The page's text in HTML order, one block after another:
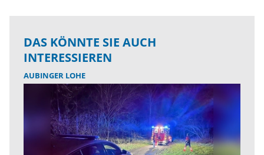
DAS KÖNNTE SIE AUCH
INTERESSIEREN
AUBINGER LOHE